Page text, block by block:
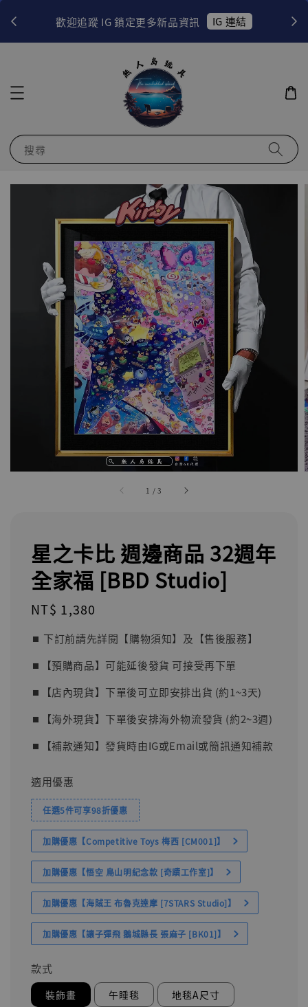
歡迎追蹤 IG 鎖定更多新品資訊 IG 連結
搜尋
1 /3
星之卡比 週邊商品 32週年
全家福 [BBD Studio]
Regular
NT$ 1,380
⏹︎ 下訂前請先詳閱【購物須知】及【售後服務】
⏹︎【預購商品】可能延後發貨 可接受再下單
⏹︎【店內現貨】下單後可立即安排出貨 (約1~3天)
⏹︎【海外現貨】下單後安排海外物流發貨 (約2~3週)
⏹︎【補款通知】發貨時由IG或Email或簡訊通知補款
適用優惠
任選5件可享98折優惠
加購優惠【Competitive Toys 梅西 [CM001]】
加購優惠【悟空 鳥山明紀念款 [奇蹟工作室]】
加購優惠【海賊王 布魯克達摩 [7STARS Studio]】
加購優惠【讓子彈飛 鵝城縣長 張麻子 [BK01]】
款式
裝飾畫 午睡毯 地毯A尺寸